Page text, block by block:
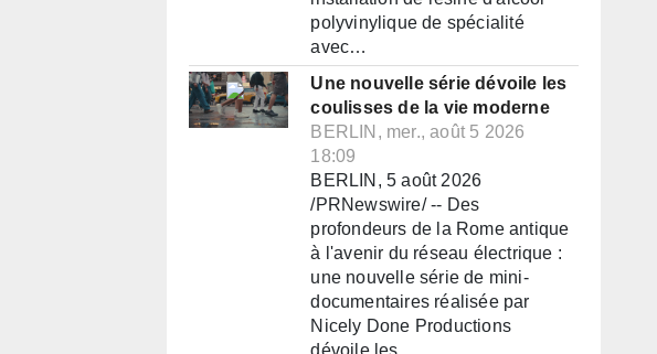
polyvinylique de spécialité
avec…
Une nouvelle série dévoile les
coulisses de la vie moderne
BERLIN, mer., août 5 2026
18:09
BERLIN, 5 août 2026
/PRNewswire/ -- Des
profondeurs de la Rome antique
à l'avenir du réseau électrique :
une nouvelle série de mini-
documentaires réalisée par
Nicely Done Productions
dévoile les…